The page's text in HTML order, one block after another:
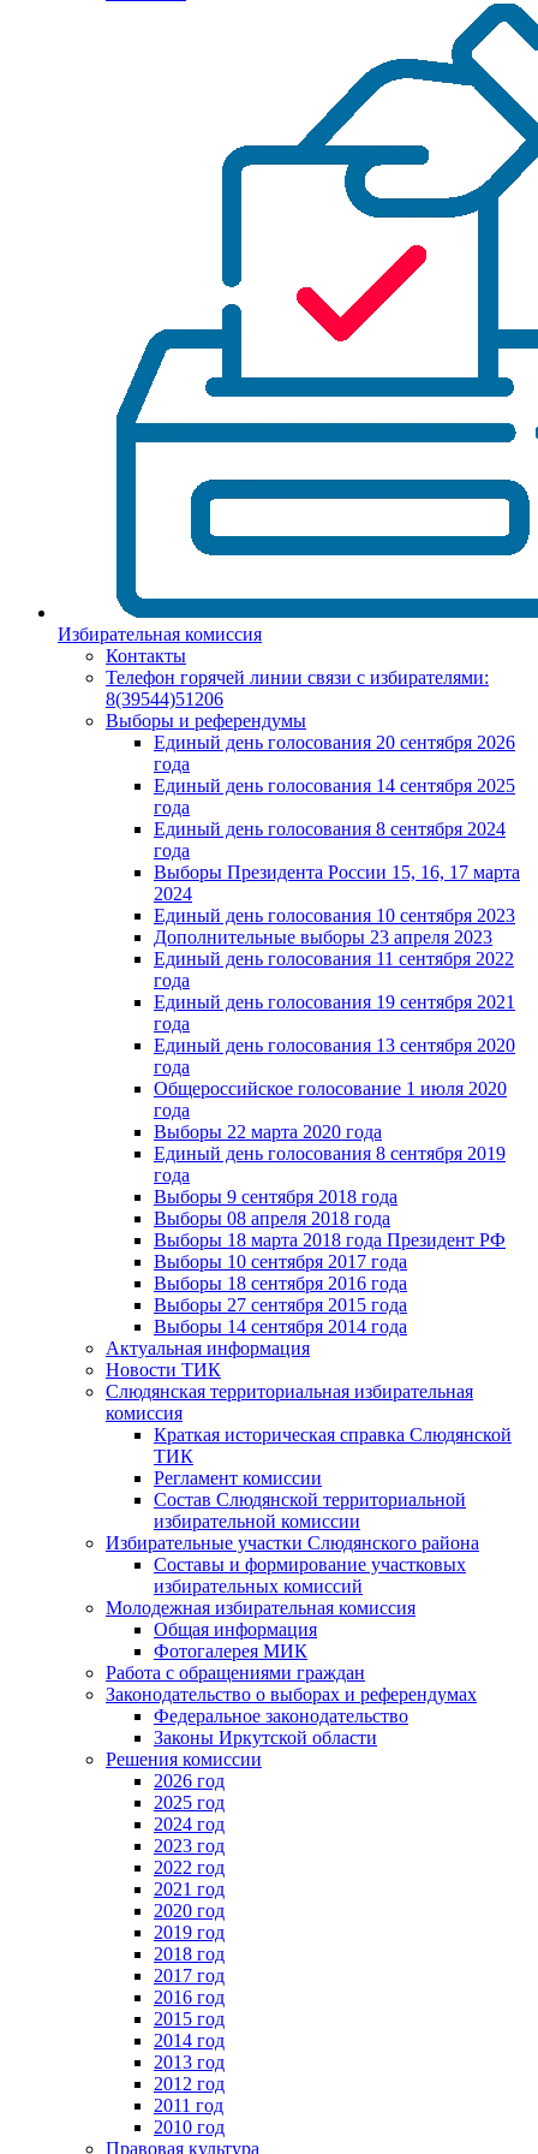
Избирательная комиссия
Контакты
Телефон горячей линии связи с избирателями:
8(39544)51206
Выборы и референдумы
Единый день голосования 20 сентября 2026
года
Единый день голосования 14 сентября 2025
года
Единый день голосования 8 сентября 2024
года
Выборы Президента России 15, 16, 17 марта
2024
Единый день голосования 10 сентября 2023
Дополнительные выборы 23 апреля 2023
Единый день голосования 11 сентября 2022
года
Единый день голосования 19 сентября 2021
года
Единый день голосования 13 сентября 2020
года
Общероссийское голосование 1 июля 2020
года
Выборы 22 марта 2020 года
Единый день голосования 8 сентября 2019
года
Выборы 9 сентября 2018 года
Выборы 08 апреля 2018 года
Выборы 18 марта 2018 года Президент РФ
Выборы 10 сентября 2017 года
Выборы 18 сентября 2016 года
Выборы 27 сентября 2015 года
Выборы 14 сентября 2014 года
Актуальная информация
Новости ТИК
Слюдянская территориальная избирательная
комиссия
Краткая историческая справка Слюдянской
ТИК
Регламент комиссии
Состав Слюдянской территориальной
избирательной комиссии
Избирательные участки Слюдянского района
Составы и формирование участковых
избирательных комиссий
Молодежная избирательная комиссия
Общая информация
Фотогалерея МИК
Работа с обращениями граждан
Законодательство о выборах и референдумах
Федеральное законодательство
Законы Иркутской области
Решения комиссии
2026 год
2025 год
2024 год
2023 год
2022 год
2021 год
2020 год
2019 год
2018 год
2017 год
2016 год
2015 год
2014 год
2013 год
2012 год
2011 год
2010 год
Правовая культура